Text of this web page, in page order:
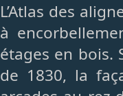
L’Atlas des
à
étages en bois.
de 1830, la